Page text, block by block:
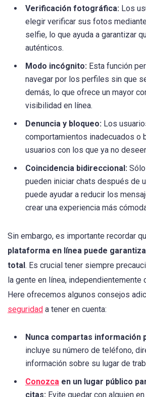
Verificación fotográfica: Los
elegir verificar sus fotos
selfie, lo que ayuda a garantizar
auténticos.
Modo incógnito: Esta función
navegar por los perfiles sin que
demás, lo que ofrece un mayor
visibilidad en línea.
Denuncia y bloqueo: Los
comportamientos inadecuados o
usuarios con los que ya no
Coincidencia bidireccional:
pueden iniciar chats después de
puede ayudar a reducir los
crear una experiencia más
Sin embargo, es importante recordar
plataforma en línea puede
total. Es crucial tener siempre
la gente en línea, independientemente
Here ofrecemos algunos consejos
seguridad a tener en cuenta:
Nunca compartas información
incluye su número de teléfono,
información sobre su lugar de
Conozca en un lugar público
citas: Evite quedar con alguien